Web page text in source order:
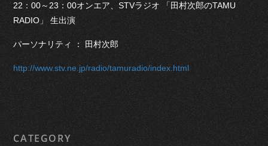
22：00～23：00オンエア、STVラジオ 「田村次郎のTAMU
RADIO」 生出演
パーソナリティ ： 田村次郎
http://www.stv.ne.jp/radio/tamuradio/index.html
CATEGORY